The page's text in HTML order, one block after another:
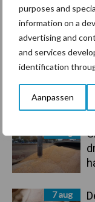
purposes and
information on a
advertising and
and services
identification
Aanpassen
Primaire
Sidebar
Recent
7 aug